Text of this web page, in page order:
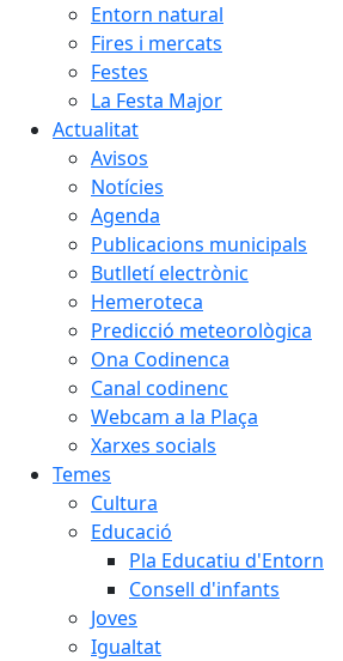
Entorn natural
Fires i mercats
Festes
La Festa Major
Actualitat
Avisos
Notícies
Agenda
Publicacions municipals
Butlletí electrònic
Hemeroteca
Predicció meteorològica
Ona Codinenca
Canal codinenc
Webcam a la Plaça
Xarxes socials
Temes
Cultura
Educació
Pla Educatiu d'Entorn
Consell d'infants
Joves
Igualtat